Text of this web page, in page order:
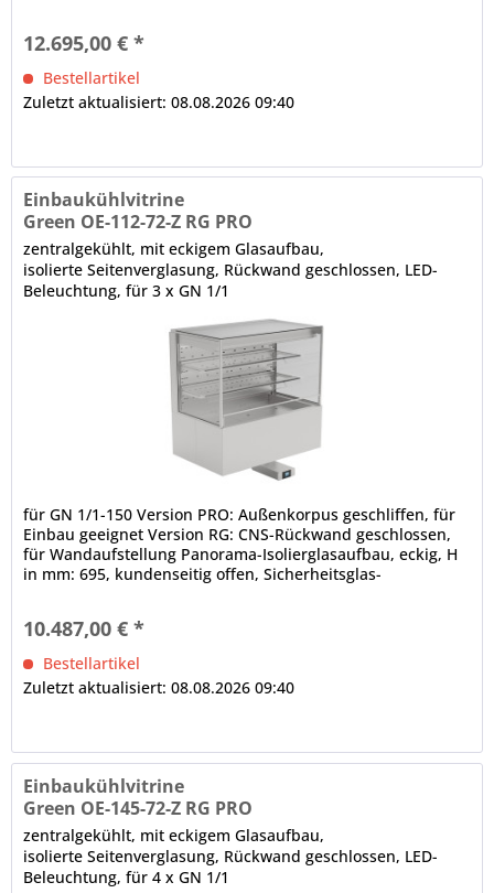
12.695,00 € *
Bestellartikel
Zuletzt aktualisiert: 08.08.2026 09:40
Einbaukühlvitrine
Green OE-112-72-Z RG PRO
zentralgekühlt, mit eckigem Glasaufbau,
isolierte Seitenverglasung, Rückwand geschlossen, LED-
Beleuchtung, für 3 x GN 1/1
für GN 1/1-150 Version PRO: Außenkorpus geschliffen, für
Einbau geeignet Version RG: CNS-Rückwand geschlossen,
für Wandaufstellung Panorama-Isolierglasaufbau, eckig, H
in mm: 695, kundenseitig offen, Sicherheitsglas-
10.487,00 € *
Bestellartikel
Zuletzt aktualisiert: 08.08.2026 09:40
Einbaukühlvitrine
Green OE-145-72-Z RG PRO
zentralgekühlt, mit eckigem Glasaufbau,
isolierte Seitenverglasung, Rückwand geschlossen, LED-
Beleuchtung, für 4 x GN 1/1